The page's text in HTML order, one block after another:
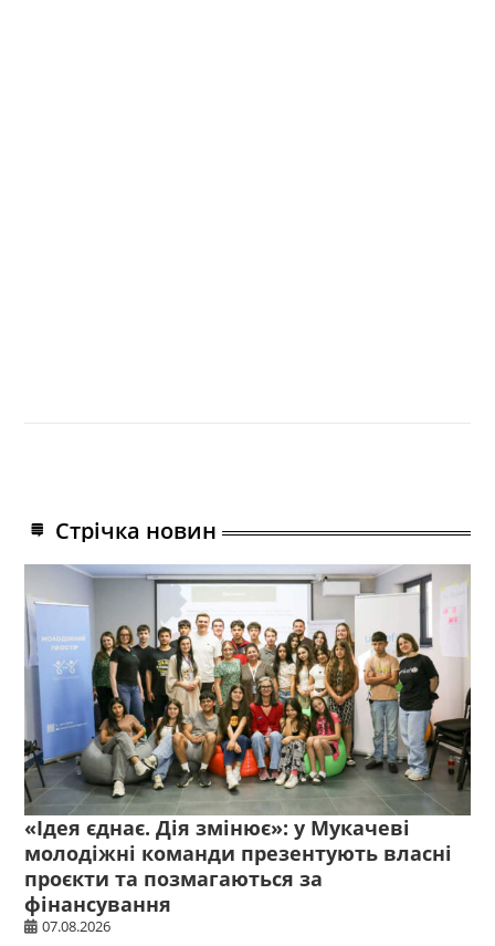
Стрічка новин
«Ідея єднає. Дія змінює»: у Мукачеві
молодіжні команди презентують власні
проєкти та позмагаються за
фінансування
07.08.2026